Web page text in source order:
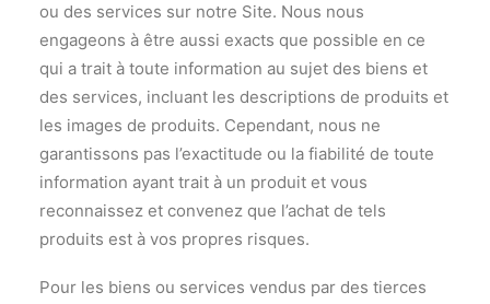
ou des services sur notre Site. Nous nous
engageons à être aussi exacts que possible en ce
qui a trait à toute information au sujet des biens et
des services, incluant les descriptions de produits et
les images de produits. Cependant, nous ne
garantissons pas l’exactitude ou la fiabilité de toute
information ayant trait à un produit et vous
reconnaissez et convenez que l’achat de tels
produits est à vos propres risques.
Pour les biens ou services vendus par des tierces